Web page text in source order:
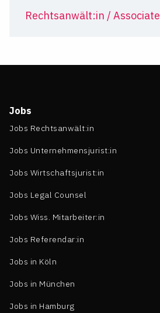
Rechtsanwält:in / Associate
Jobs
Jobs Rechtsanwält:in
Jobs Unternehmensjurist:in
Jobs Wirtschaftsjurist:in
Jobs Legal Counsel
Jobs Wiss. Mitarbeiter:in
Jobs Referendar:in
Jobs in Köln
Jobs in München
Jobs in Hamburg